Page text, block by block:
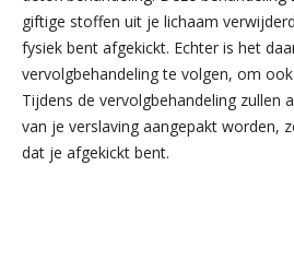
giftige stoffen uit je lichaam
fysiek bent afgekickt. Echter is het
vervolgbehandeling te volgen, om
Tijdens de vervolgbehandeling zullen
van je verslaving aangepakt worden,
dat je afgekickt bent.